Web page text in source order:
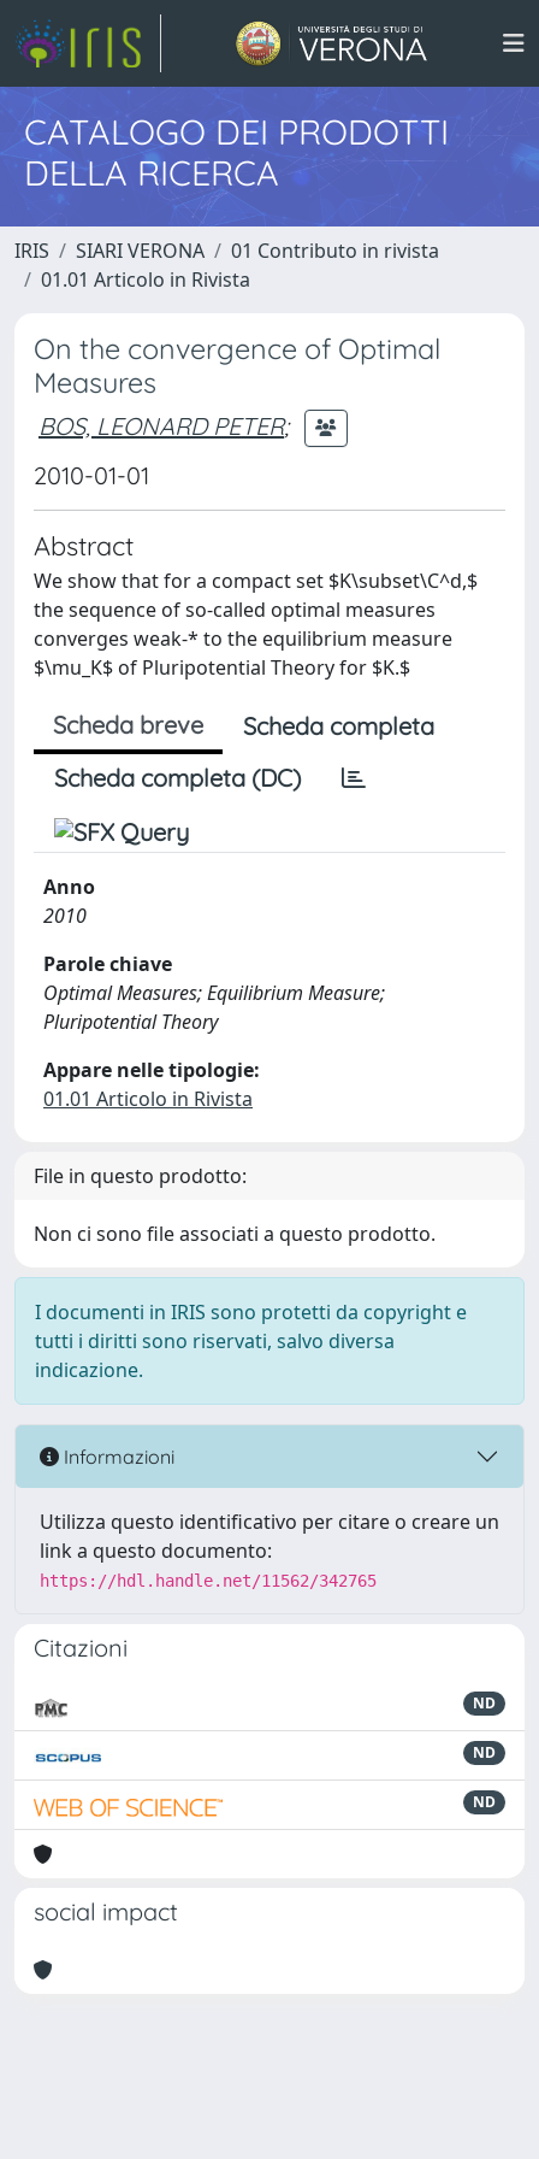
CATALOGO DEI PRODOTTI
DELLA RICERCA
IRIS SIARI VERONA
01 Contributo in rivista
01.01 Articolo in Rivista
On the convergence of Optimal
Measures
BOS, LEONARD PETER;
2010-01-01
Abstract
We show that for a compact set $K\subset\C^d,$
the sequence of so-called optimal measures
converges weak-* to the equilibrium measure
$\mu_K$ of Pluripotential Theory for $K.$
Scheda breve
Scheda completa
Scheda completa (DC)
Anno
2010
Parole chiave
Optimal Measures; Equilibrium Measure;
Pluripotential Theory
Appare nelle tipologie:
01.01 Articolo in Rivista
File in questo prodotto:
Non ci sono file associati a questo prodotto.
I documenti in IRIS sono protetti da copyright e
tutti i diritti sono riservati, salvo diversa
indicazione.
Informazioni
Utilizza questo identificativo per citare o creare un
link a questo documento:
https://hdl.handle.net/11562/342765
Citazioni
ND
ND
ND
social impact